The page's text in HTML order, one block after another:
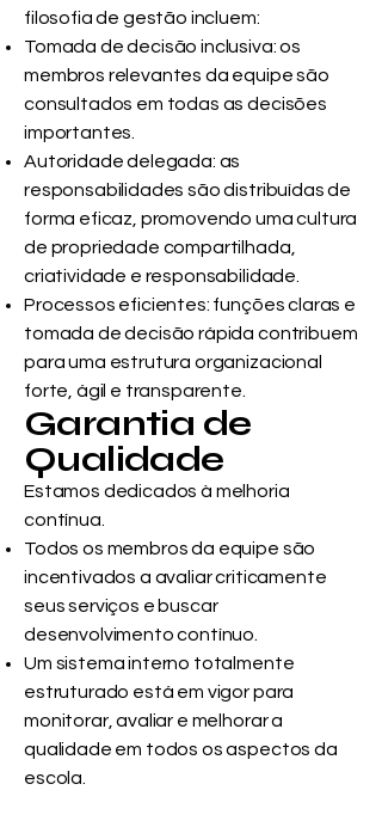
filosofia de gestão incluem:
Tomada de decisão inclusiva: os
membros relevantes da equipe são
consultados em todas as decisões
importantes.
Autoridade delegada: as
responsabilidades são distribuídas de
forma eficaz, promovendo uma cultura
de propriedade compartilhada,
criatividade e responsabilidade.
Processos eficientes: funções claras e
tomada de decisão rápida contribuem
para uma estrutura organizacional
forte, ágil e transparente.
Garantia de
Qualidade
Estamos dedicados à melhoria
contínua.
Todos os membros da equipe são
incentivados a avaliar criticamente
seus serviços e buscar
desenvolvimento contínuo.
Um sistema interno totalmente
estruturado está em vigor para
monitorar, avaliar e melhorar a
qualidade em todos os aspectos da
escola.